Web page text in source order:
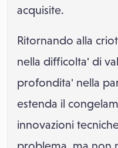
acquisite.
Ritornando alla
nella difficolta' di
profondita' nella
estenda il
innovazioni